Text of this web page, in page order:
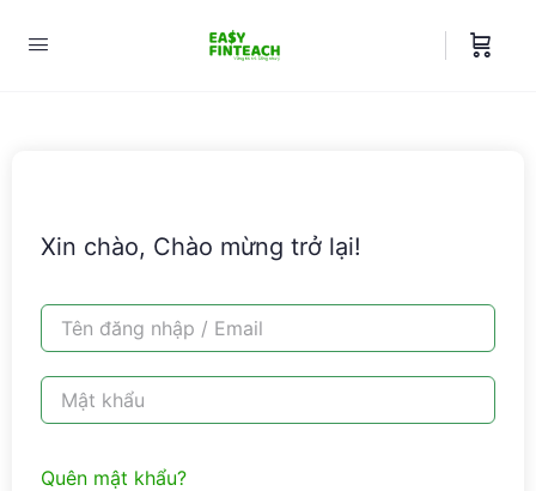
Xin chào, Chào mừng trở lại!
Quên mật khẩu?